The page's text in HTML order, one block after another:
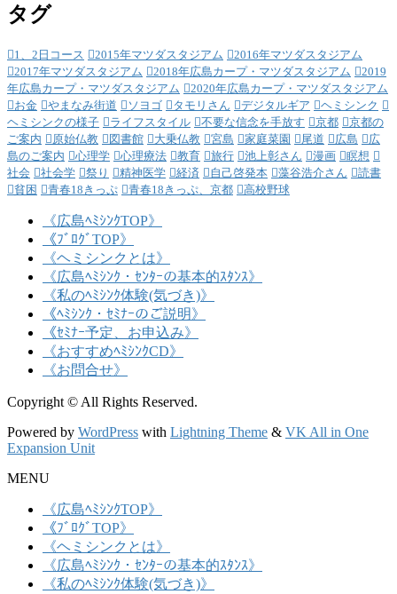
タグ
1、2日コース 2015年マツダスタジアム
2016年マツダスタジアム
2017年マツダスタジアム
2018年広島カープ・マツダスタジアム
2019
年広島カープ・マツダスタジアム
2020年広島カープ・マツダスタジアム
お金
やまなみ街道 ソヨゴ タモリさん デジタルギア
ヘミシンク
ヘミシンクの様子
ライフスタイル 不要な信念を手放す 京都
京都の
ご案内
原始仏教 図書館 大乗仏教 宮島 家庭菜園 尾道 広島
広
島のご案内
心理学 心理療法 教育 旅行 池上彰さん 漫画
瞑想
社会
社会学 祭り 精神医学 経済 自己啓発本 藻谷浩介さん
読書
貧困
青春18きっぷ 青春18きっぷ、京都 高校野球
《広島ﾍﾐｼﾝｸTOP》
《ﾌﾞﾛｸﾞTOP》
《ヘミシンクとは》
《広島ﾍﾐｼﾝｸ・ｾﾝﾀｰの基本的ｽﾀﾝｽ》
《私のﾍﾐｼﾝｸ体験(気づき)》
《ﾍﾐｼﾝｸ・ｾﾐﾅｰのご説明》
《ｾﾐﾅｰ予定、お申込み》
《おすすめﾍﾐｼﾝｸCD》
《お問合せ》
Copyright © All Rights Reserved.
Powered by WordPress with Lightning Theme & VK All in One
Expansion Unit
MENU
《広島ﾍﾐｼﾝｸTOP》
《ﾌﾞﾛｸﾞTOP》
《ヘミシンクとは》
《広島ﾍﾐｼﾝｸ・ｾﾝﾀｰの基本的ｽﾀﾝｽ》
《私のﾍﾐｼﾝｸ体験(気づき)》